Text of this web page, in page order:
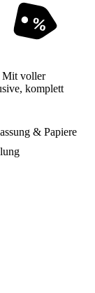
%
Mit voller
komplett
& Papiere